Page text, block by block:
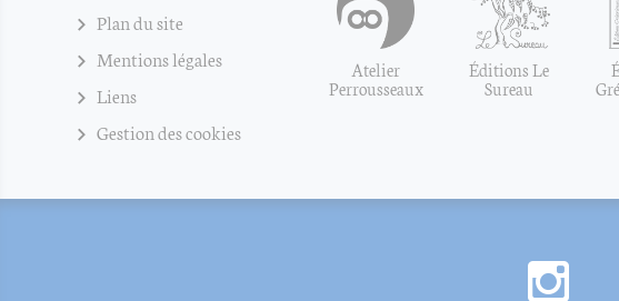
Plan du site
Mentions légales
Liens
Gestion des cookies
Atelier
Perrousseaux
Éditions Le
Sureau